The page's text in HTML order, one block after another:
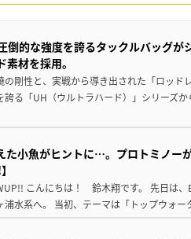
倒的な強度を誇るタックルバッグが
材を採用。
の剛性と、実戦から導き出された「ロッド
る「UH（ウルトラハード）」シリーズ
た小魚がヒントに…。プロトミノー
こんにちは！ 鈴木翔です。 先日は
浦水系へ。 当初、テーマは「トップウォ